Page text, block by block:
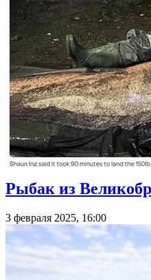
Рыбак из
3 февраля 2025, 16:00